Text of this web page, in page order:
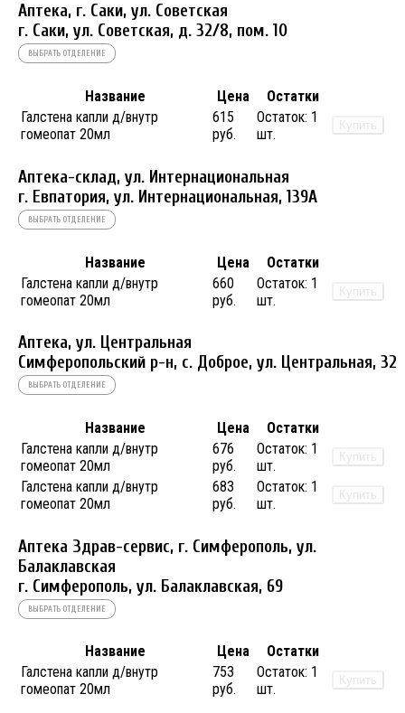
Аптека, г. Саки, ул. Советская
г. Саки, ул. Советская, д. 32/8, пом. 10
ВЫБРАТЬ ОТДЕЛЕНИЕ
Название Цена
Остатки
Галстена капли д/внутр
гомеопат 20мл
615
руб.
Остаток: 1
шт.
Купить
Аптека-склад, ул. Интернациональная
г. Евпатория, ул. Интернациональная, 139А
ВЫБРАТЬ ОТДЕЛЕНИЕ
Название Цена
Остатки
Галстена капли д/внутр
гомеопат 20мл
660
руб.
Остаток: 1
шт.
Купить
Аптека, ул. Центральная
Симферопольский р-н, с. Доброе, ул. Центральная, 32
ВЫБРАТЬ ОТДЕЛЕНИЕ
Название Цена
Остатки
Галстена капли д/внутр
гомеопат 20мл
676
руб.
Остаток: 1
шт.
Купить
Галстена капли д/внутр
гомеопат 20мл
683
руб.
Остаток: 1
шт.
Купить
Аптека Здрав-сервис, г. Симферополь, ул.
Балаклавская
г. Симферополь, ул. Балаклавская, 69
ВЫБРАТЬ ОТДЕЛЕНИЕ
Название Цена
Остатки
Галстена капли д/внутр
гомеопат 20мл
753
руб.
Остаток: 1
шт.
Купить